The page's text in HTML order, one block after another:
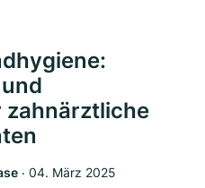
zahnärztliche
‧ 04. März 2025